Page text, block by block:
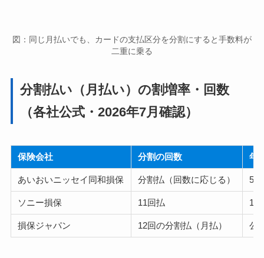
図：同じ月払いでも、カードの支払区分を分割にすると手数料が
二重に乗る
分割払い（月払い）の割増率・回数
（各社公式・2026年7月確認）
保険会社 分割の回数 年
あいおいニッセイ同和損保 分割払（回数に応じる） 5%
ソニー損保 11回払 1
損保ジャパン 12回の分割払（月払） 公